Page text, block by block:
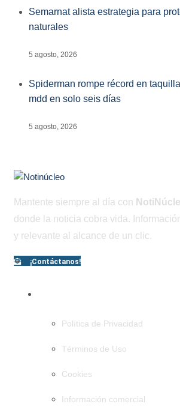
Semarnat alista estrategia para
naturales
5 agosto, 2026
Spiderman rompe récord en
mdd en solo seis días
5 agosto, 2026
Mantente siempre al día con
donde la noticia cobra vida.
y relevante al alcance de un clic.
¡Contáctanos!
Política de Privacidad
Términos de Uso
Cookies
Información comercial